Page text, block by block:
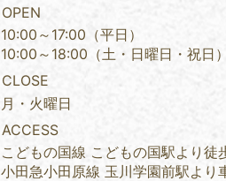
OPEN
10:00～17:00（平日）
10:00～18:00（土・日曜日・祝日）
CLOSE
月・火曜日
ACCESS
こどもの国線 こどもの国駅より徒
小田急小田原線 玉川学園前駅より